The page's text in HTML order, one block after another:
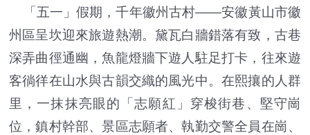
「五一」假期，千年徽州古村——安徽黃山市徽
州區呈坎迎來旅遊熱潮。黛瓦白牆錯落有致，古巷
深弄曲徑通幽，魚龍燈牆下遊人駐足打卡，往來遊
客徜徉在山水與古韻交織的風光中。在熙攘的人群
里，一抹抹亮眼的「志願紅」穿梭街巷、堅守崗
位，鎮村幹部、景區志願者、執勤交警全員在崗、